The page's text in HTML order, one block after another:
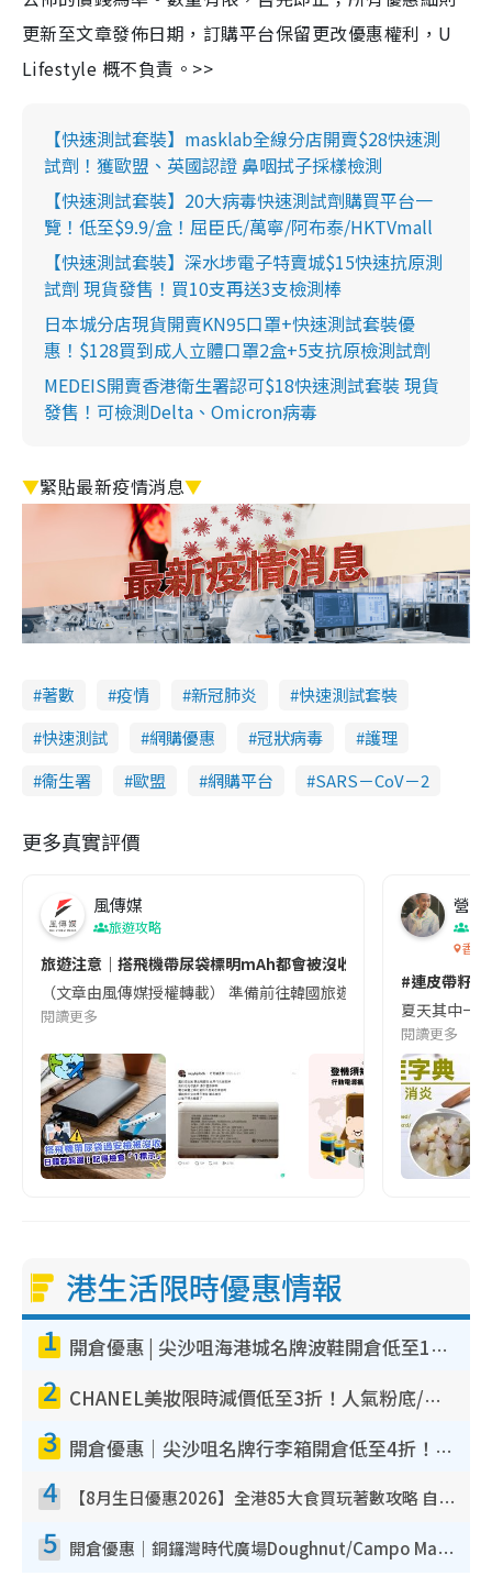
更新至文章發佈日期，訂購平台保留更改優惠權利，U
Lifestyle 概不負責。>>
【快速測試套裝】masklab全線分店開賣$28快速測
試劑！獲歐盟、英國認證 鼻咽拭子採樣檢測
【快速測試套裝】20大病毒快速測試劑購買平台一
覽！低至$9.9/盒！屈臣氏/萬寧/阿布泰/HKTVmall
【快速測試套裝】深水埗電子特賣城$15快速抗原測
試劑 現貨發售！買10支再送3支檢測棒
日本城分店現貨開賣KN95口罩+快速測試套裝優
惠！$128買到成人立體口罩2盒+5支抗原檢測試劑
MEDEIS開賣香港衛生署認可$18快速測試套裝 現貨
發售！可檢測Delta、Omicron病毒
▼緊貼最新疫情消息▼
著數 疫情 新冠肺炎
快速測試套裝
快速測試
網購優惠 冠狀病毒
護理
衞生署
歐盟 網購平台 SARS－CoV－2
更多真實評價
風傳媒
旅遊攻略
旅遊注意｜搭飛機帶尿袋標明mAh都會被沒收😱出發前切記檢查
（文章由風傳媒授權轉載） 準備前往韓國旅遊的民眾，近期要
閱讀更多
營養
香港
#連皮帶籽
夏天其中一
閱讀更多
港生活限時優惠情報
1 開倉優惠 | 尖沙咀海港城名牌波鞋開倉低至1折！On鞋$899起／Joy&Peace鞋履$98起
2 CHANEL美妝限時減價低至3折！人氣粉底/唇膏/精華液低至$275！COCO香水都有平
3 開倉優惠｜尖沙咀名牌行李箱開倉低至4折！一連5日 American Tourister/ace./Hallmark $200起！
4 【8月生日優惠2026】全港85大食買玩著數攻略 自助餐/火鍋放題同行免費＋誠品/DONKI送現金券
5 開倉優惠｜銅鑼灣時代廣場Doughnut/Campo Marzio開倉低至1折！背囊、書包、手袋劈價$200起